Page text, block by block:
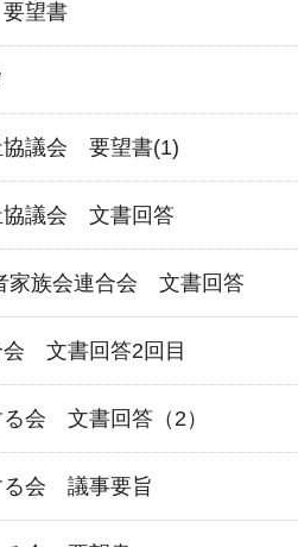
望書
議会 要望書(1)
協議会 文書回答
家族会連合会 文書回答
会 文書回答2回目
会 文書回答（2）
る会 議事要旨